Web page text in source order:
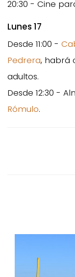
20:30 - Cine
Lunes 17
Desde 11:00 -
Pedrera, habrá
adultos.
Desde 12:30 -
Rómulo.